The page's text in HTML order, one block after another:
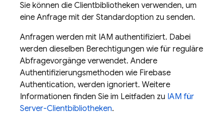
Sie können die Clientbibliotheken verwenden, um
eine Anfrage mit der Standardoption zu senden.
Anfragen werden mit IAM authentifiziert. Dabei
werden dieselben Berechtigungen wie für reguläre
Abfragevorgänge verwendet. Andere
Authentifizierungsmethoden wie Firebase
Authentication, werden ignoriert. Weitere
Informationen finden Sie im Leitfaden zu IAM für
Server-Clientbibliotheken.